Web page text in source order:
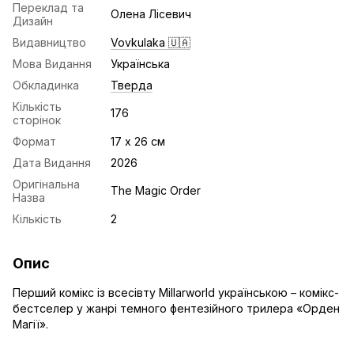
Переклад та
Дизайн
Олена Лісевич
Видавництво
Vovkulaka 🇺🇦
Мова Видання
Українська
Обкладинка
Тверда
Кількість
сторінок
176
Формат
17 х 26 см
Дата Видання
2026
Оригінальна
Назва
The Magic Order
Кількість 2
Опис
Перший комікс із всесівту Millarworld українською – комікс-
бестселер у жанрі темного фентезійного трилера «Орден
Магії».